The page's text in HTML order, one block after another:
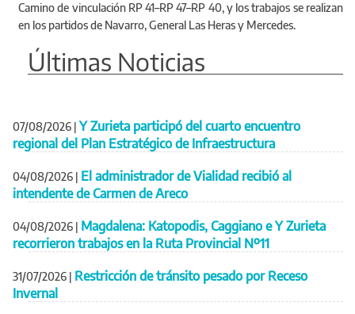
Camino de vinculación RP 41–RP 47–RP 40, y los trabajos se realizan
en los partidos de Navarro, General Las Heras y Mercedes.
Últimas Noticias
07/08/2026 | Y Zurieta participó del cuarto encuentro
regional del Plan Estratégico de Infraestructura
04/08/2026 | El administrador de Vialidad recibió al
intendente de Carmen de Areco
04/08/2026 | Magdalena: Katopodis, Caggiano e Y Zurieta
recorrieron trabajos en la Ruta Provincial Nº11
31/07/2026 | Restricción de tránsito pesado por Receso
Invernal